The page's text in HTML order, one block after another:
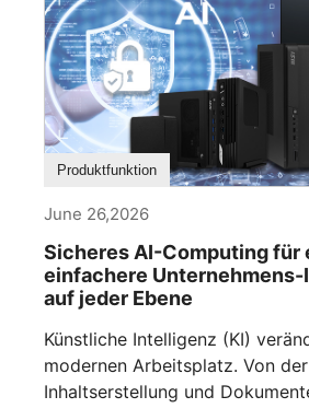
Produktfunktion
June 26,2026
Sicheres AI-Computing für
einfachere Unternehmens-
auf jeder Ebene
Künstliche Intelligenz (KI)
modernen Arbeitsplatz. Von der
Inhaltserstellung und